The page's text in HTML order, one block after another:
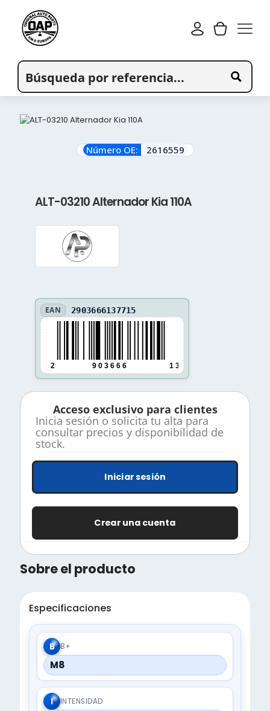
Número OE: 2616559
ALT-03210 Alternador Kia 110A
EAN 2903666137715
2 9 0 3 6 6 6 1 3 7 7 1 5
Acceso exclusivo para clientes
Inicia sesión o solicita tu alta para
consultar precios y disponibilidad de
stock.
Iniciar sesión
Crear una cuenta
Sobre el producto
Especificaciones
B B+
M8
I INTENSIDAD